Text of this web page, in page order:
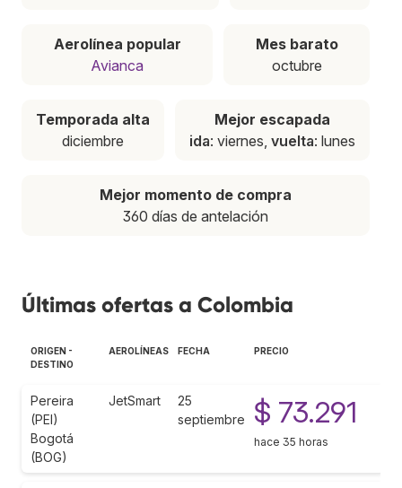
Aerolínea popular
Avianca
Mes barato
octubre
Temporada alta
diciembre
Mejor escapada
ida: viernes, vuelta: lunes
Mejor momento de compra
360 días de antelación
Últimas ofertas a Colombia
ORIGEN -
DESTINO
AEROLÍNEAS FECHA PRECIO
Pereira
(PEI)
Bogotá
(BOG)
JetSmart
25
septiembre
$ 73.291
hace 35 horas